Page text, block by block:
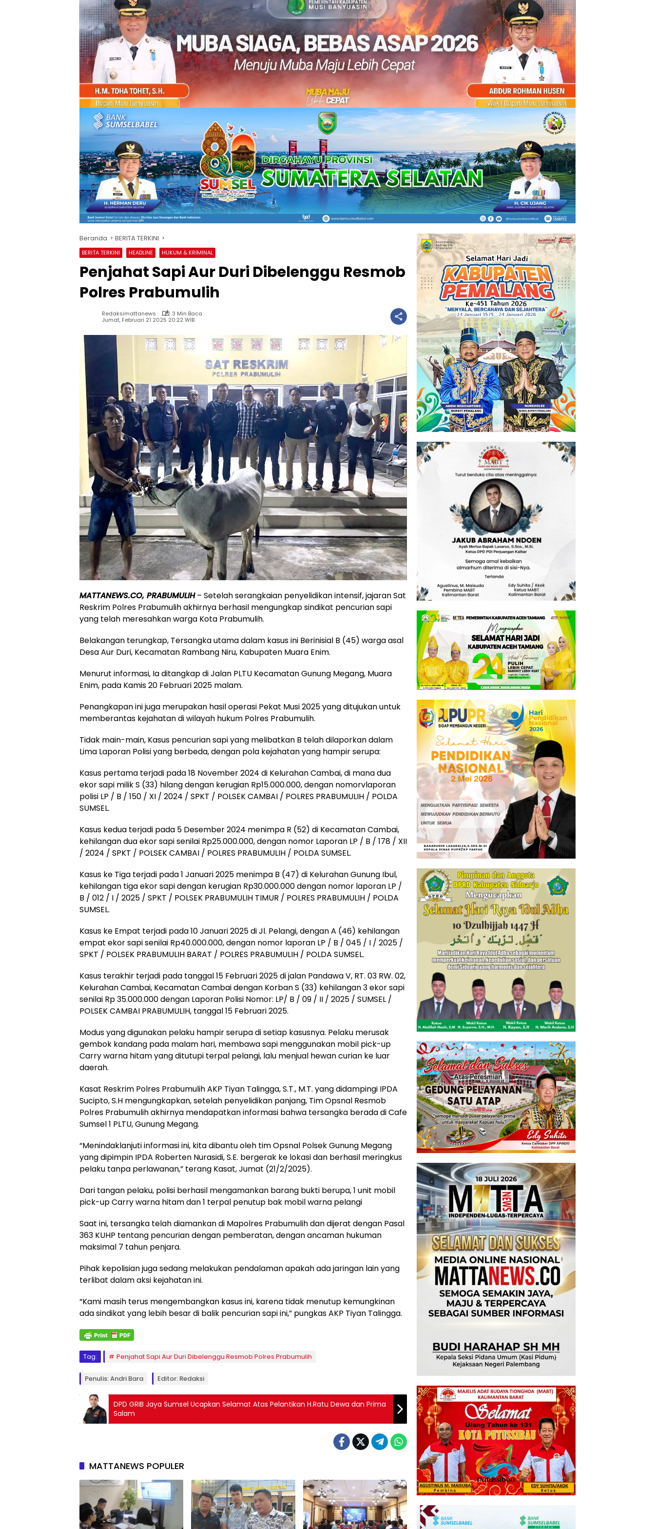
Beranda BERITA TERKINI
BERITA TERKINI HEADLINE HUKUM & KRIMINAL
Penjahat Sapi Aur Duri Dibelenggu Resmob
Polres Prabumulih
Redaksimattanews
3 Min Baca
Jumat, Februari 21 2025 20:22 WIB
MATTANEWS.CO, PRABUMULIH– Setelah serangkaian penyelidikan intensif, jajaran Sat
Reskrim Polres Prabumulih akhirnya berhasil mengungkap sindikat pencurian sapi
yang telah meresahkan warga Kota Prabumulih.
Belakangan terungkap, Tersangka utama dalam kasus ini Berinisial B (45) warga asal
Desa Aur Duri, Kecamatan Rambang Niru, Kabupaten Muara Enim.
Menurut informasi, Ia ditangkap di Jalan PLTU Kecamatan Gunung Megang, Muara
Enim, pada Kamis 20 Februari 2025 malam.
Penangkapan ini juga merupakan hasil operasi Pekat Musi 2025 yang ditujukan untuk
memberantas kejahatan di wilayah hukum Polres Prabumulih.
Tidak main-main, Kasus pencurian sapi yang melibatkan B telah dilaporkan dalam
Lima Laporan Polisi yang berbeda, dengan pola kejahatan yang hampir serupa:
Kasus pertama terjadi pada 18 November 2024 di Kelurahan Cambai, di mana dua
ekor sapi milik S (33) hilang dengan kerugian Rp15.000.000, dengan nomorvlaporan
polisi LP / B / 150 / XI / 2024 / SPKT / POLSEK CAMBAI / POLRES PRABUMULIH / POLDA
SUMSEL.
Kasus kedua terjadi pada 5 Desember 2024 menimpa R (52) di Kecamatan Cambai,
kehilangan dua ekor sapi senilai Rp25.000.000, dengan nomor Laporan LP / B / 178 / XII
/ 2024 / SPKT / POLSEK CAMBAI / POLRES PRABUMULIH / POLDA SUMSEL.
Kasus ke Tiga terjadi pada 1 Januari 2025 menimpa B (47) di Kelurahan Gunung Ibul,
kehilangan tiga ekor sapi dengan kerugian Rp30.000.000 dengan nomor laporan LP /
B / 012 / I / 2025 / SPKT / POLSEK PRABUMULIH TIMUR / POLRES PRABUMULIH / POLDA
SUMSEL.
Kasus ke Empat terjadi pada 10 Januari 2025 di Jl. Pelangi, dengan A (46) kehilangan
empat ekor sapi senilai Rp40.000.000, dengan nomor laporan LP / B / 045 / I / 2025 /
SPKT / POLSEK PRABUMULIH BARAT / POLRES PRABUMULIH / POLDA SUMSEL.
Kasus terakhir terjadi pada tanggal 15 Februari 2025 di jalan Pandawa V, RT. 03 RW. 02,
Kelurahan Cambai, Kecamatan Cambai dengan Korban S (33) kehilangan 3 ekor sapi
senilai Rp 35.000.000 dengan Laporan Polisi Nomor: LP/ B / 09 / II / 2025 / SUMSEL /
POLSEK CAMBAI PRABUMULIH, tanggal 15 Februari 2025.
Modus yang digunakan pelaku hampir serupa di setiap kasusnya. Pelaku merusak
gembok kandang pada malam hari, membawa sapi menggunakan mobil pick-up
Carry warna hitam yang ditutupi terpal pelangi, lalu menjual hewan curian ke luar
daerah.
Kasat Reskrim Polres Prabumulih AKP Tiyan Talingga, S.T., M.T. yang didampingi IPDA
Sucipto, S.H mengungkapkan, setelah penyelidikan panjang, Tim Opsnal Resmob
Polres Prabumulih akhirnya mendapatkan informasi bahwa tersangka berada di Cafe
Sumsel 1 PLTU, Gunung Megang.
“Menindaklanjuti informasi ini, kita dibantu oleh tim Opsnal Polsek Gunung Megang
yang dipimpin IPDA Roberten Nurasidi, S.E. bergerak ke lokasi dan berhasil meringkus
pelaku tanpa perlawanan,” terang Kasat, Jumat (21/2/2025).
Dari tangan pelaku, polisi berhasil mengamankan barang bukti berupa, 1 unit mobil
pick-up Carry warna hitam dan 1 terpal penutup bak mobil warna pelangi
Saat ini, tersangka telah diamankan di Mapolres Prabumulih dan dijerat dengan Pasal
363 KUHP tentang pencurian dengan pemberatan, dengan ancaman hukuman
maksimal 7 tahun penjara.
Pihak kepolisian juga sedang melakukan pendalaman apakah ada jaringan lain yang
terlibat dalam aksi kejahatan ini.
“Kami masih terus mengembangkan kasus ini, karena tidak menutup kemungkinan
ada sindikat yang lebih besar di balik pencurian sapi ini,” pungkas AKP Tiyan Talingga.
Tag: Penjahat Sapi Aur Duri Dibelenggu Resmob Polres Prabumulih
Penulis: Andri Bara Editor: Redaksi
DPD GRIB Jaya Sumsel Ucapkan Selamat Atas Pelantikan H.Ratu Dewa dan Prima
Salam
MATTANEWS POPULER